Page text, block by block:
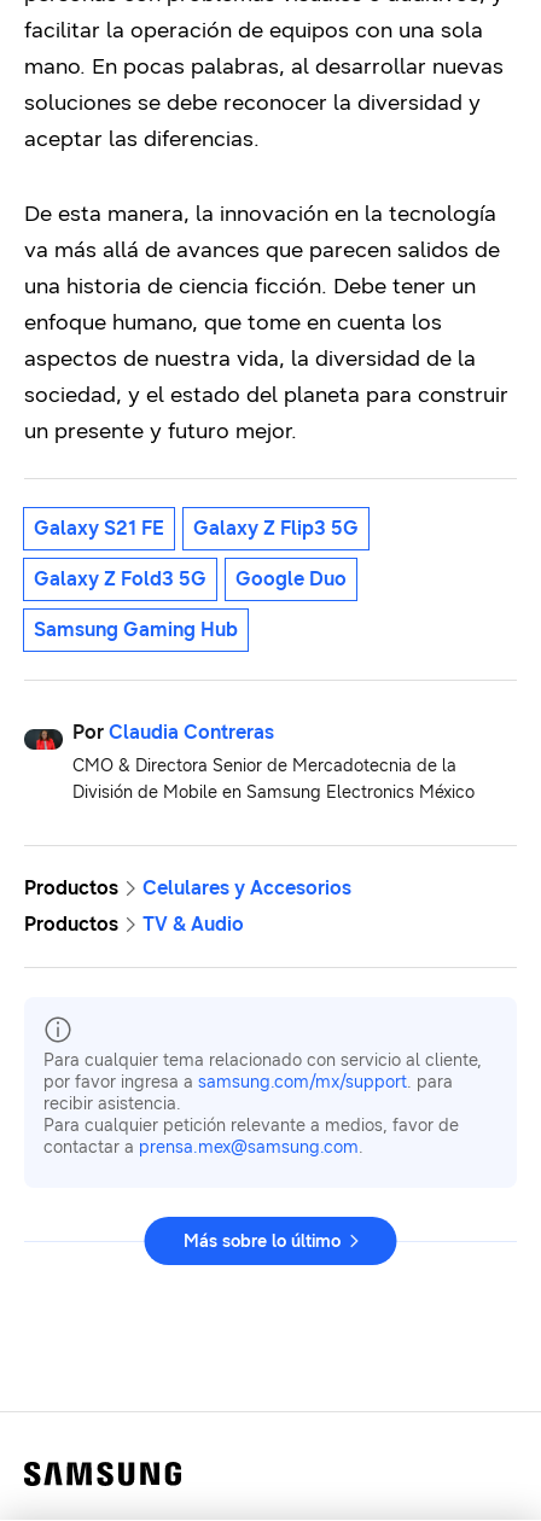
facilitar la operación de equipos con una sola
mano. En pocas palabras, al desarrollar nuevas
soluciones se debe reconocer la diversidad y
aceptar las diferencias.
De esta manera, la innovación en la tecnología
va más allá de avances que parecen salidos de
una historia de ciencia ficción. Debe tener un
enfoque humano, que tome en cuenta los
aspectos de nuestra vida, la diversidad de la
sociedad, y el estado del planeta para construir
un presente y futuro mejor.
Galaxy S21 FE Galaxy Z Flip3 5G
Galaxy Z Fold3 5G Google Duo
Samsung Gaming Hub
Por Claudia Contreras
CMO & Directora Senior de Mercadotecnia de la
División de Mobile en Samsung Electronics México
Productos
Celulares y Accesorios
Productos
TV & Audio
Para cualquier tema relacionado con servicio al cliente,
por favor ingresa a samsung.com/mx/support. para
recibir asistencia.
Para cualquier petición relevante a medios, favor de
contactar a prensa.mex@samsung.com.
Más sobre lo último